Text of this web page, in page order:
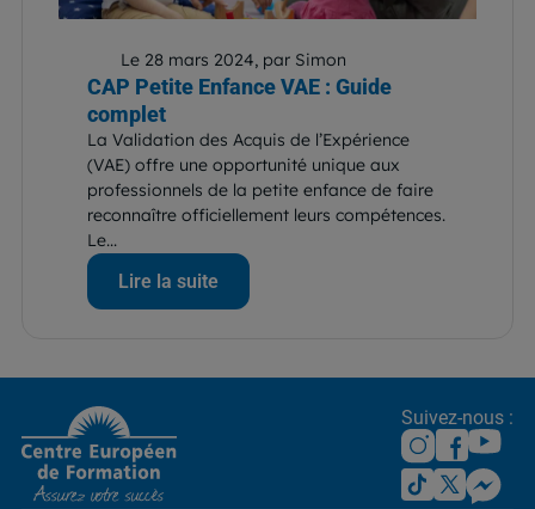
Le 28 mars 2024, par Simon
CAP Petite Enfance VAE : Guide
complet
La Validation des Acquis de l’Expérience
(VAE) offre une opportunité unique aux
professionnels de la petite enfance de faire
reconnaître officiellement leurs compétences.
Le...
Lire la suite
Suivez-nous :